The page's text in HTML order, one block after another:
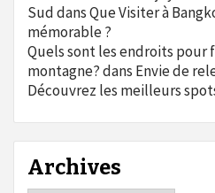
SuddansQue Visiter à
mémorable ?
Quels sont les endroits pour
montagne?dans Envie de
Découvrez les meilleurs
Archives